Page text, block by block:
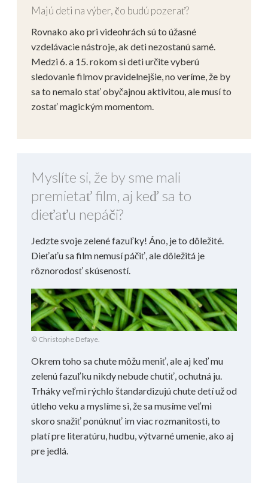
Majú deti na výber, čo budú pozerať?
Rovnako ako pri videohrách sú to úžasné
vzdelávacie nástroje, ak deti nezostanú samé.
Medzi 6. a 15. rokom si deti určite vyberú
sledovanie filmov pravidelnejšie, no veríme, že by
sa to nemalo stať obyčajnou aktivitou, ale musí to
zostať magickým momentom.
Myslíte si, že by sme mali
premietať film, aj keď sa to
dieťaťu nepáči?
Jedzte svoje zelené fazuľky! Áno, je to dôležité.
Dieťaťu sa film nemusí páčiť, ale dôležitá je
rôznorodosť skúseností.
© Christophe Defaye.
Okrem toho sa chute môžu meniť, ale aj keď mu
zelenú fazuľku nikdy nebude chutiť, ochutná ju.
Trháky veľmi rýchlo štandardizujú chute detí už od
útleho veku a myslíme si, že sa musíme veľmi
skoro snažiť ponúknuť im viac rozmanitosti, to
platí pre literatúru, hudbu, výtvarné umenie, ako aj
pre jedlá.